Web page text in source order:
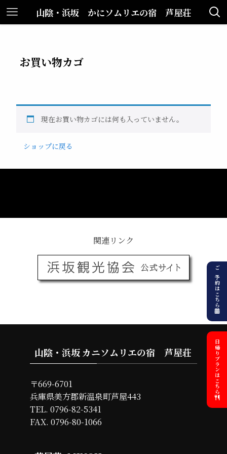
山陰・浜坂 かにソムリエの宿 芦屋荘
お買い物カゴ
現在お買い物カゴには何も入っていません。
ショップに戻る
関連リンク
ご予約はこちら
日帰りプランはこちら
山陰・浜坂 カニソムリエの宿 芦屋荘
〒669-6701
兵庫県美方郡新温泉町芦屋443
TEL. 0796-82-5341
FAX. 0796-80-1066